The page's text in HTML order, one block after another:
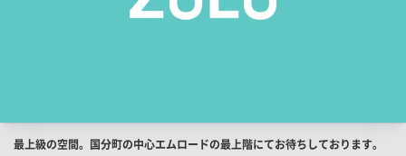
店
最上級の空間。国分町の中心エムロードの最上階にてお待ちしております。